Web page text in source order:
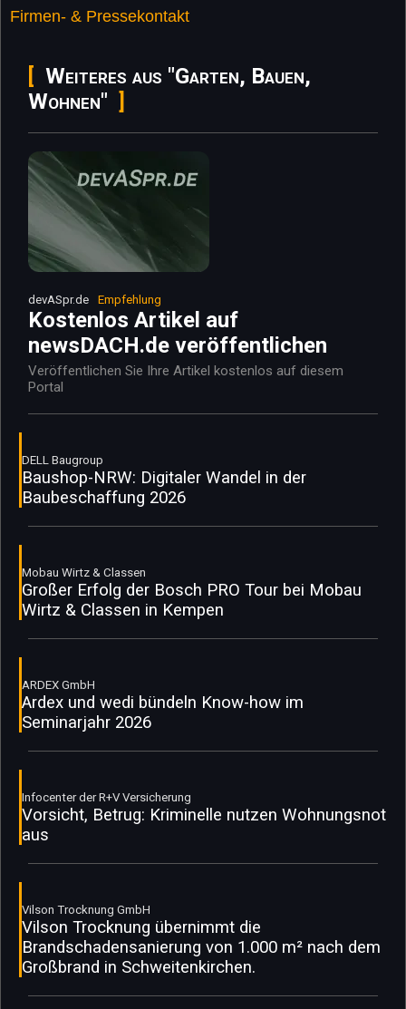
Firmen- & Pressekontakt
Weiteres aus "Garten, Bauen,
Wohnen"
devASpr.de Empfehlung
Kostenlos Artikel auf
newsDACH.de veröffentlichen
Veröffentlichen Sie Ihre Artikel kostenlos auf diesem
Portal
DELL Baugroup
Baushop-NRW: Digitaler Wandel in der
Baubeschaffung 2026
Mobau Wirtz & Classen
Großer Erfolg der Bosch PRO Tour bei Mobau
Wirtz & Classen in Kempen
ARDEX GmbH
Ardex und wedi bündeln Know-how im
Seminarjahr 2026
Infocenter der R+V Versicherung
Vorsicht, Betrug: Kriminelle nutzen Wohnungsnot
aus
Vilson Trocknung GmbH
Vilson Trocknung übernimmt die
Brandschadensanierung von 1.000 m² nach dem
Großbrand in Schweitenkirchen.